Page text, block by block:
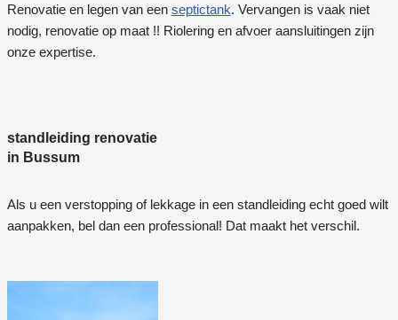
Renovatie en legen van een septictank. Vervangen is vaak niet
nodig, renovatie op maat !! Riolering en afvoer aansluitingen zijn
onze expertise.
standleiding renovatie
in Bussum
Als u een verstopping of lekkage in een standleiding echt goed wilt
aanpakken, bel dan een professional! Dat maakt het verschil.